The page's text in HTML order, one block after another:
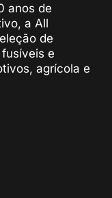
anos de
a All
de
e
agrícola e